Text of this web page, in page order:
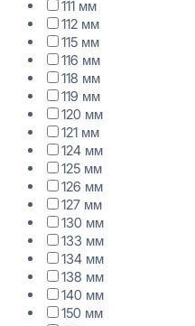
111 мм
112 мм
115 мм
116 мм
118 мм
119 мм
120 мм
121 мм
124 мм
125 мм
126 мм
127 мм
130 мм
133 мм
134 мм
138 мм
140 мм
150 мм